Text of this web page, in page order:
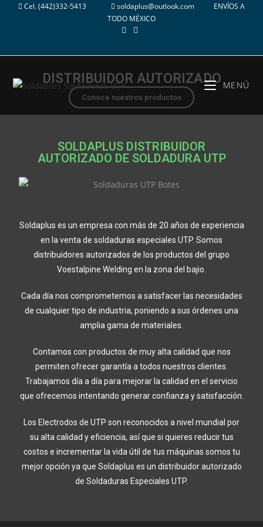
Cel.(442)332-5413 soldaplus@outlook.com
ENVÍOS A
TODO MÉXICO
MENÚ
CONTÁCTANOS AQUÍ
DISTRIBUIDOR AUTORIZADO
Conoce nuestros productos
SOLDAPLUS DISTRIBUIDOR
AUTORIZADO DE SOLDADURA UTP
Soldaplus es un empresa con más de 20 años de experiencia
en la venta de soldaduras especiales UTP. Somos
distribuidores autorizados de los productos del grupo
Voestalpine Welding en la zona del bajio.
Cada día nos comprometemos a satisfacer las necesidades
de cualquier tipo de industria, poniendo a sus órdenes una
amplia gama de materiales.
Contamos con productos de muy alta calidad que nos
permiten ofrecer garantía a todos nuestros clientes.
Trabajamos día a día para mejorar la calidad en el servicio
que ofrecemos intentando generar confianza y satisfacción.
Los Electrodos de UTP son reconocidos a nivel mundial por
su alta calidad y eficiencia, así que si quieres reducir tus
costos e incrementar la vida útil de tus máquinas somos tu
mejor opción ya que Soldaplus es un distribuidor autorizado
de Soldaduras Especiales UTP.